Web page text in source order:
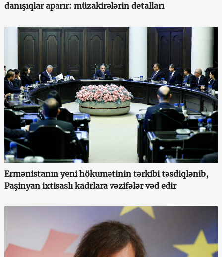
danışıqlar aparır: müzakirələrin detalları
Ermənistanın yeni hökumətinin tərkibi təsdiqlənib,
Paşinyan ixtisaslı kadrlara vəzifələr vəd edir